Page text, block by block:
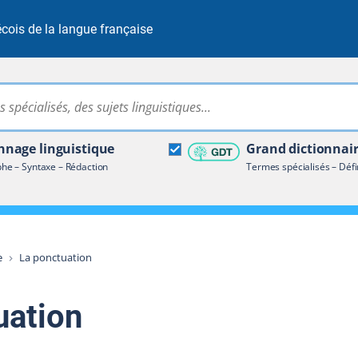
de la langue française
Rechercher dans tout le site
linguistique
– Syntaxe – Rédaction
Grand
Termes spécialisés –
terminologique
La ponctuation